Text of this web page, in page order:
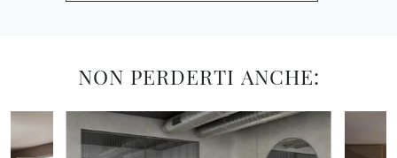
NON PERDERTI ANCHE: